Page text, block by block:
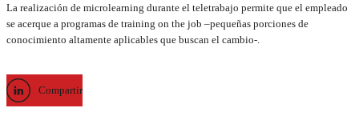
La realización de microlearning durante el teletrabajo permite que el empleado
se acerque a programas de training on the job –pequeñas porciones de
conocimiento altamente aplicables que buscan el cambio-.
Compartir